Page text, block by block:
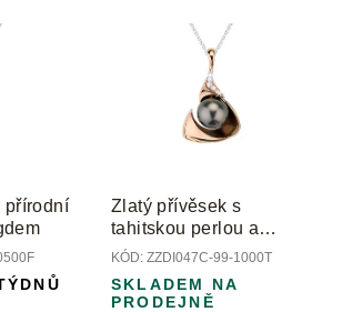
přírodní
Zlatý přívěsek s
tahitskou perlou a
diamanty
KÓD: ZZDI047C-99-1000T
SKLADEM NA
PRODEJNĚ